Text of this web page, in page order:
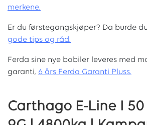
merkene.
Er du førstegangskjøper? Da burde
gode tips og råd.
Ferda sine nye bobiler leveres med
garanti, 6 års Ferda Garanti Pluss.
Carthago E-Line I 50